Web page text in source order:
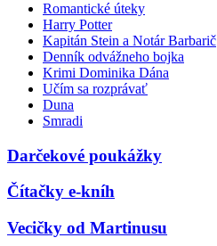
Romantické úteky
Harry Potter
Kapitán Stein a Notár Barbarič
Denník odvážneho bojka
Krimi Dominika Dána
Učím sa rozprávať
Duna
Smradi
Darčekové poukážky
Čítačky e-kníh
Vecičky od Martinusu